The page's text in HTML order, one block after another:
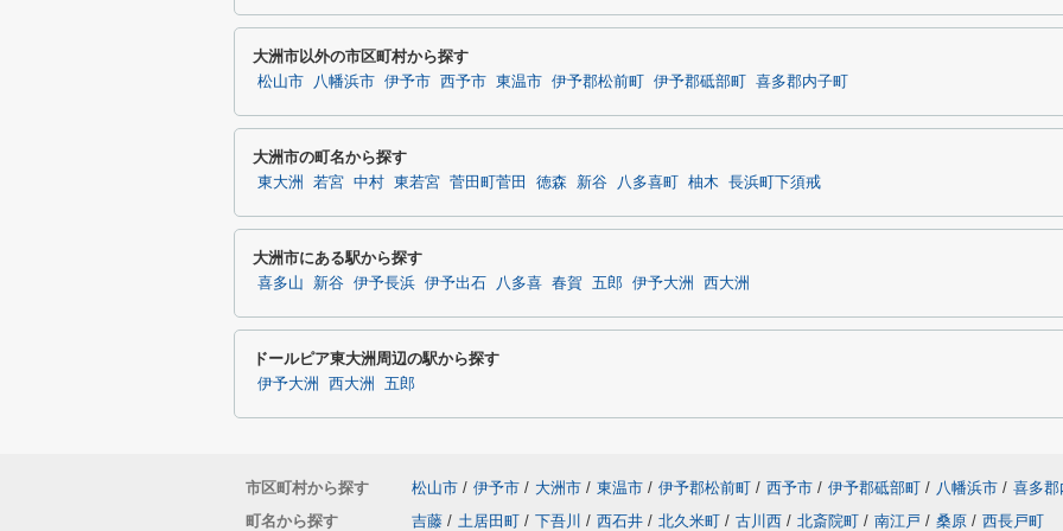
大洲市以外の市区町村から探す
松山市 八幡浜市 伊予市 西予市 東温市 伊予郡松前町 伊予郡砥部町 喜多郡内子町
大洲市の町名から探す
東大洲 若宮 中村 東若宮 菅田町菅田 徳森 新谷 八多喜町 柚木 長浜町下須戒
大洲市にある駅から探す
喜多山 新谷 伊予長浜 伊予出石 八多喜 春賀 五郎 伊予大洲 西大洲
ドールピア東大洲周辺の駅から探す
伊予大洲 西大洲 五郎
市区町村から探す 松山市 / 伊予市 / 大洲市 / 東温市 / 伊予郡松前町 / 西予市 / 伊予郡砥部町 / 八幡浜市 / 喜多郡
町名から探す
吉藤 / 土居田町 / 下吾川 / 西石井 / 北久米町 / 古川西 / 北斎院町 / 南江戸 / 桑原 / 西長戸町